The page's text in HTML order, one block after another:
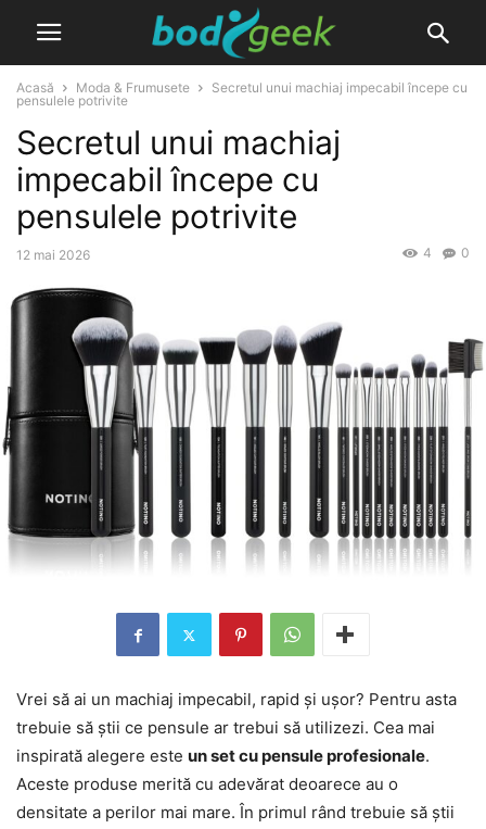
Acasă Moda & Frumusete
Secretul unui machiaj impecabil începe cu
pensulele potrivite
Secretul unui machiaj
impecabil începe cu
pensulele potrivite
12 mai 2026 0
4
Vrei să ai un machiaj impecabil, rapid și ușor? Pentru asta
trebuie să știi ce pensule ar trebui să utilizezi. Cea mai
inspirată alegere este un set cu pensule profesionale.
Aceste produse merită cu adevărat deoarece au o
densitate a perilor mai mare. În primul rând trebuie să știi